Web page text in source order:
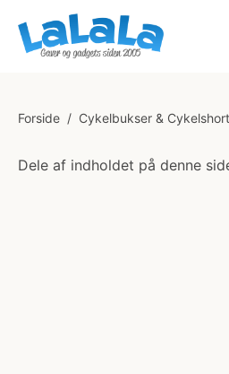
Forside / Cykelbukser &
Dele af indholdet på denne